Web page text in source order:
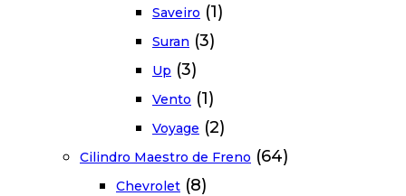
Saveiro (1)
Suran (3)
Up (3)
Vento (1)
Voyage (2)
Cilindro Maestro de Freno (64)
Chevrolet (8)